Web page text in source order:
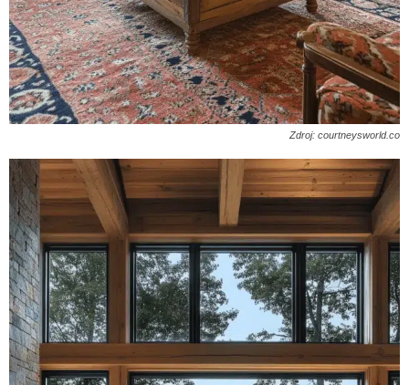
Zdroj: courtneysworld.co